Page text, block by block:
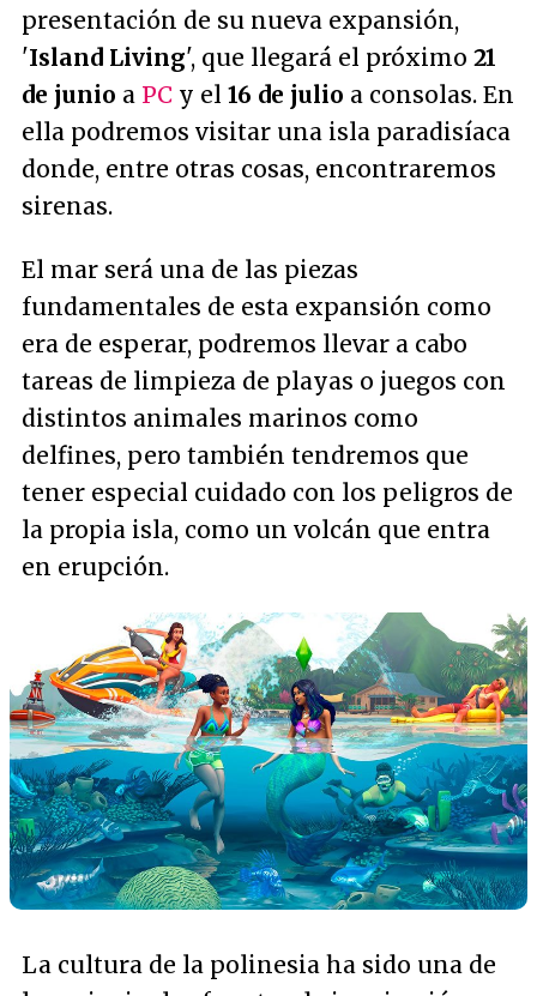
presentación de su nueva expansión,
'Island Living', que llegará el próximo 21
de junio a PC y el 16 de julio a consolas. En
ella podremos visitar una isla paradisíaca
donde, entre otras cosas, encontraremos
sirenas.
El mar será una de las piezas
fundamentales de esta expansión como
era de esperar, podremos llevar a cabo
tareas de limpieza de playas o juegos con
distintos animales marinos como
delfines, pero también tendremos que
tener especial cuidado con los peligros de
la propia isla, como un volcán que entra
en erupción.
La cultura de la polinesia ha sido una de